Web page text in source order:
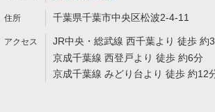
千葉県千葉市中央区松波2-4-11
JR中央・総武線 西千葉より 徒歩 約
京成千葉線 西登戸より 徒歩 約6分
京成千葉線 みどり台より 徒歩 約12